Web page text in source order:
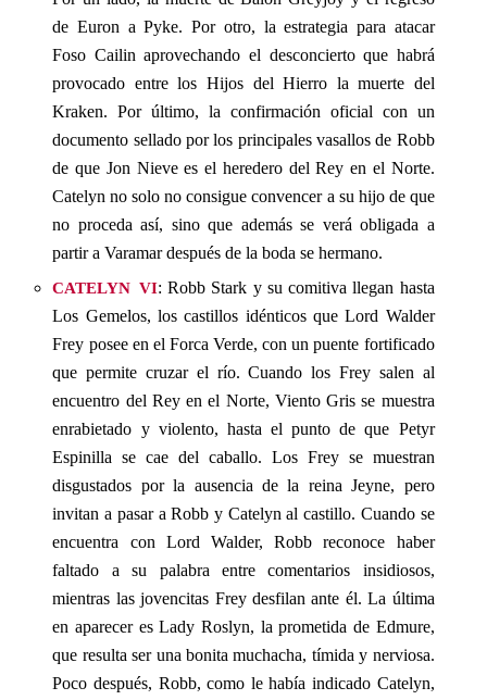
de Euron a Pyke. Por otro, la estrategia para atacar
Foso Cailin aprovechando el desconcierto que habrá
provocado entre los Hijos del Hierro la muerte del
Kraken. Por último, la confirmación oficial con un
documento sellado por los principales vasallos de Robb
de que Jon Nieve es el heredero del Rey en el Norte.
Catelyn no solo no consigue convencer a su hijo de que
no proceda así, sino que además se verá obligada a
partir a Varamar después de la boda se hermano.
catelyn vi: Robb Stark y su comitiva llegan hasta
Los Gemelos, los castillos idénticos que Lord Walder
Frey posee en el Forca Verde, con un puente fortificado
que permite cruzar el río. Cuando los Frey salen al
encuentro del Rey en el Norte, Viento Gris se muestra
enrabietado y violento, hasta el punto de que Petyr
Espinilla se cae del caballo. Los Frey se muestran
disgustados por la ausencia de la reina Jeyne, pero
invitan a pasar a Robb y Catelyn al castillo. Cuando se
encuentra con Lord Walder, Robb reconoce haber
faltado a su palabra entre comentarios insidiosos,
mientras las jovencitas Frey desfilan ante él. La última
en aparecer es Lady Roslyn, la prometida de Edmure,
que resulta ser una bonita muchacha, tímida y nerviosa.
Poco después, Robb, como le había indicado Catelyn,